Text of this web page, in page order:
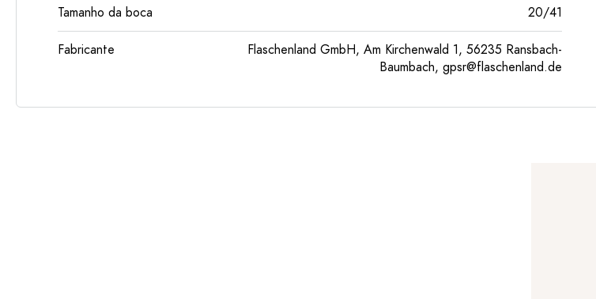
Tamanho da boca 20/41
Fabricante
Flaschenland GmbH, Am Kirchenwald 1, 56235 Ransbach-
Baumbach, gpsr@flaschenland.de